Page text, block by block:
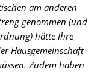
am anderen
genommen (und
hätte Ihre
Hausgemeinschaft
Zudem haben